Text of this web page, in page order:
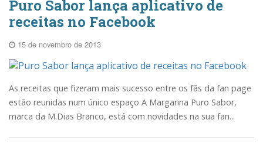
Puro Sabor lança aplicativo de
receitas no Facebook
15 de novembro de 2013
As receitas que fizeram mais sucesso entre os fãs da fan page
estão reunidas num único espaço A Margarina Puro Sabor,
marca da M.Dias Branco, está com novidades na sua fan...